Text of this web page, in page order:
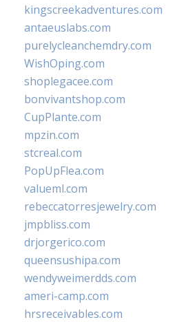
kingscreekadventures.com
antaeuslabs.com
purelycleanchemdry.com
WishOping.com
shoplegacee.com
bonvivantshop.com
CupPlante.com
mpzin.com
stcreal.com
PopUpFlea.com
valueml.com
rebeccatorresjewelry.com
jmpbliss.com
drjorgerico.com
queensushipa.com
wendyweimerdds.com
ameri-camp.com
hrsreceivables.com